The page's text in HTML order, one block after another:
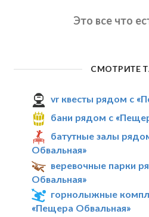
Это все что
СМОТРИТЕ
vr квесты рядом с
бани рядом с
батутные залы
Обвальная»
веревочные парки
Обвальная»
горнолыжные
«Пещера Обвальная»